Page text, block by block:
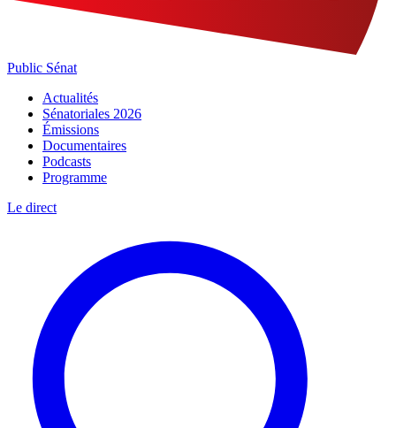
Public Sénat
Actualités
Sénatoriales 2026
Émissions
Documentaires
Podcasts
Programme
Le direct